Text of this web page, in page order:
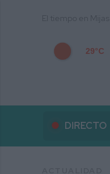
29°C
DIRECTO